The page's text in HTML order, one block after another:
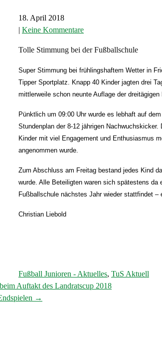
18. April 2018
| Keine Kommentare
Tolle Stimmung bei der Fußballschule
Super Stimmung bei frühlingshaftem Wetter in
Tipper Sportplatz. Knapp 40 Kinder jagten drei
mittlerweile schon neunte Auflage der
Pünktlich um 09:00 Uhr wurde es lebhaft auf
Stundenplan der 8-12 jährigen
Kinder mit viel Engagement und Enthusiasmus
angenommen wurde.
Zum Abschluss am Freitag bestand jedes Kind
wurde. Alle Beteiligten waren sich spätestens
Fußballschule nächstes Jahr wieder stattfindet –
Christian Liebold
Fußball Junioren - Aktuelles, TuS Aktuell
Auftakt des Landratscup 2018
→